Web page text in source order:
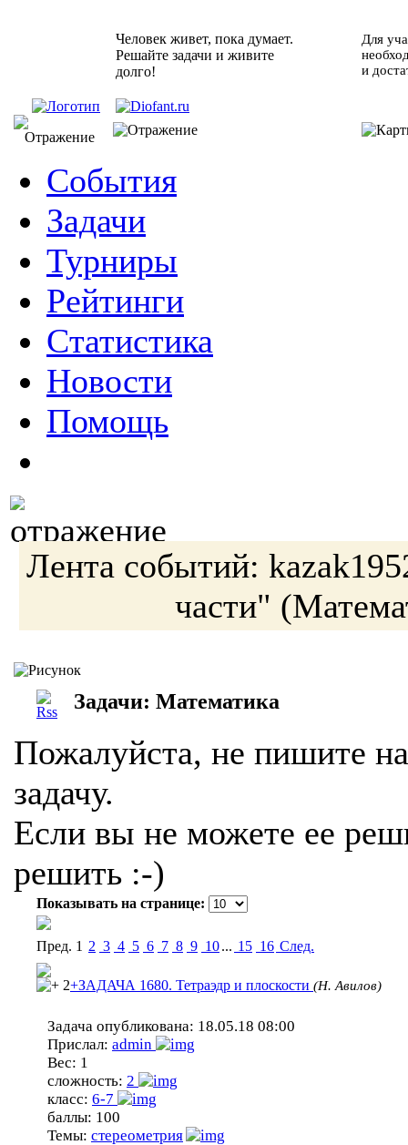
Человек живет, пока думает.
Решайте задачи и живите
долго!
Для
и
События
Задачи
Турниры
Рейтинги
Статистика
Новости
Помощь
Лента событий:
части"
Задачи: Математика
Пожалуйста, не пишите
задачу.
Если вы не можете ее
решить :-)
Показывать на странице:
Пред. 1 2 3 4 5 6 7 8 9 10... 15 16 Cлед.
2+ЗАДАЧА 1680. Тетраэдр и плоскости (Н. Авилов)
Задача опубликована: 18.05.18 08:00
Прислал: admin
Вес: 1
сложность: 2
класс: 6-7
баллы: 100
Темы: стереометрия